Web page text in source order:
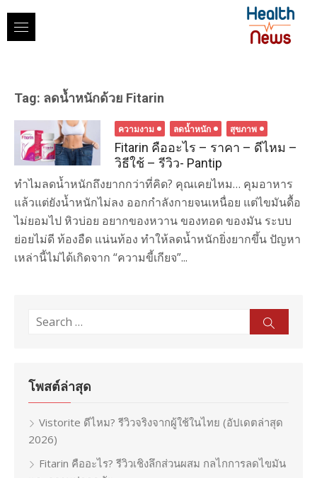
content
Tag: ลดน้ำหนักด้วย Fitarin
ความงาม ลดน้ำหนัก สุขภาพ
Fitarin คืออะไร – ราคา – ดีไหม –
วิธีใช้ – รีวิว- Pantip
ทำไมลดน้ำหนักถึงยากกว่าที่คิด? คุณเคยไหม… คุมอาหาร
แล้วแต่ยังน้ำหนักไม่ลง ออกกำลังกายจนเหนื่อย แต่ไขมันดื้อ
ไม่ยอมไป หิวบ่อย อยากของหวาน ของทอด ของมัน ระบบ
ย่อยไม่ดี ท้องอืด แน่นท้อง ทำให้ลดน้ำหนักยิ่งยากขึ้น ปัญหา
เหล่านี้ไม่ได้เกิดจาก “ความขี้เกียจ”...
Search
โพสต์ล่าสุด
Vistorite ดีไหม? รีวิวจริงจากผู้ใช้ในไทย (อัปเดตล่าสุด
2026)
Fitarin คืออะไร? รีวิวเชิงลึกส่วนผสม กลไกการลดไขมัน